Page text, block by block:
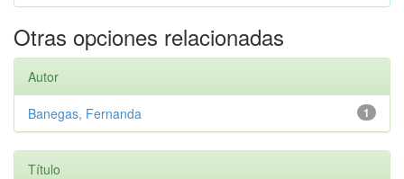
Otras opciones relacionadas
Autor
1
Banegas, Fernanda
Título